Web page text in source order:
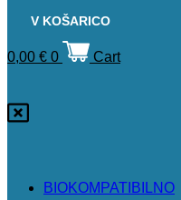
V KOŠARICO
0,00 € 0 Cart
BIOKOMPATIBILNO